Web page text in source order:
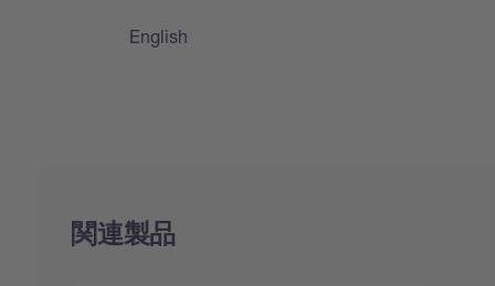
English
関連製品